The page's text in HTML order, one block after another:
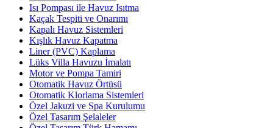
Isı Pompası ile Havuz Isıtma
Kaçak Tespiti ve Onarımı
Kapalı Havuz Sistemleri
Kışlık Havuz Kapatma
Liner (PVC) Kaplama
Lüks Villa Havuzu İmalatı
Motor ve Pompa Tamiri
Otomatik Havuz Örtüsü
Otomatik Klorlama Sistemleri
Özel Jakuzi ve Spa Kurulumu
Özel Tasarım Şelaleler